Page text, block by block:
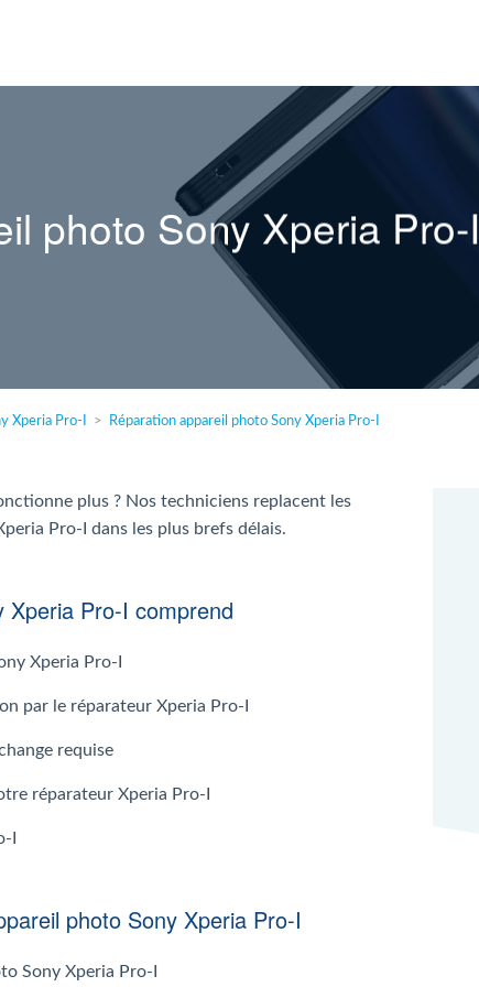
photo Sony Xperia Pro-I
Xperia Pro-I Réparation appareil photo Sony Xperia Pro-I
plus ? Nos techniciens replacent les
Pro-I dans les plus brefs délais.
Xperia Pro-I comprend
Xperia Pro-I
par le réparateur Xperia Pro-I
requise
réparateur Xperia Pro-I
I
photo Sony Xperia Pro-I
Sony Xperia Pro-I